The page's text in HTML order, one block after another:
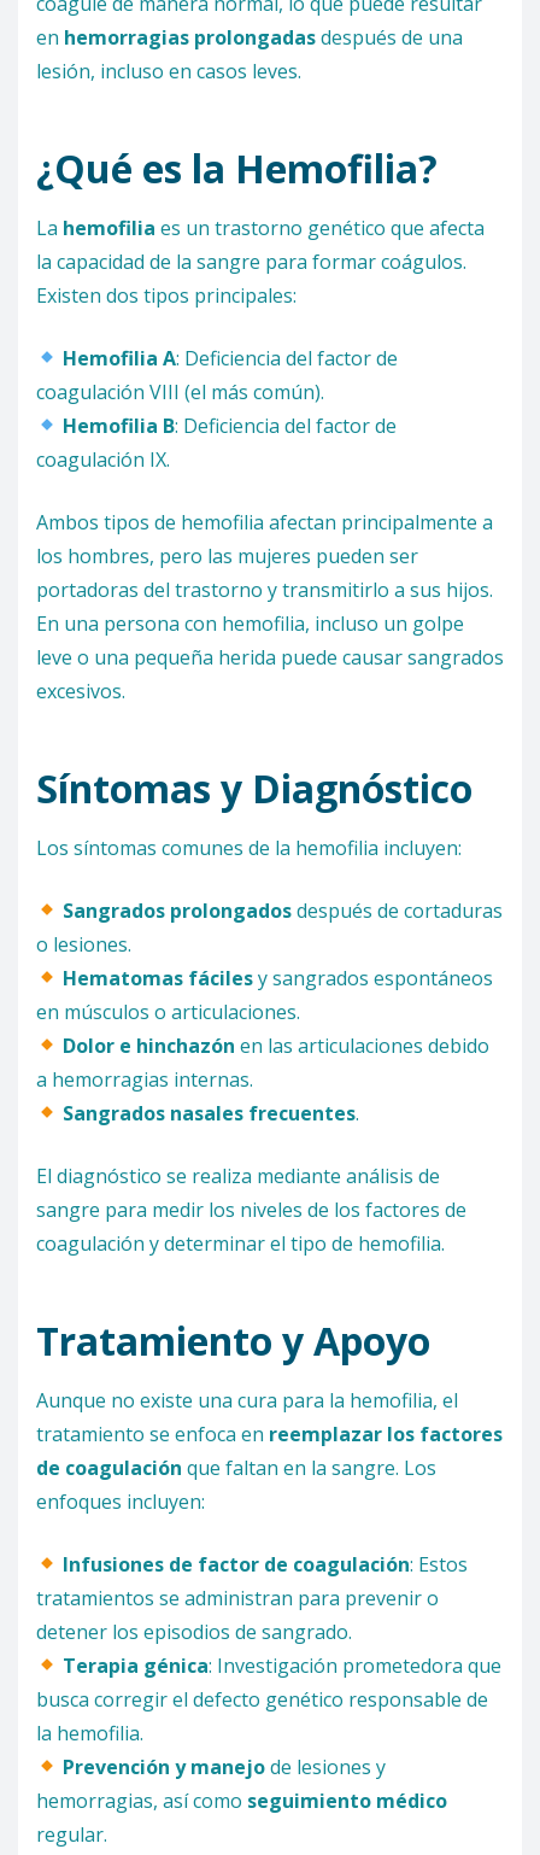
en hemorragias prolongadasdespués de una
lesión, incluso en casos leves.
¿Qué es la Hemofilia?
La hemofilia es un trastorno genético que afecta
la capacidad de la sangre para formar coágulos.
Existen dos tipos principales:
Hemofilia A: Deficiencia del factor de
coagulación VIII (el más común).
Hemofilia B: Deficiencia del factor de
coagulación IX.
Ambos tipos de hemofilia afectan principalmente a
los hombres, pero las mujeres pueden ser
portadoras del trastorno y transmitirlo a sus hijos.
En una persona con hemofilia, incluso un golpe
leve o una pequeña herida puede causar sangrados
excesivos.
Síntomas y Diagnóstico
Los síntomas comunes de la hemofilia incluyen:
Sangrados prolongadosdespués de cortaduras
o lesiones.
Hematomas fácilesy sangrados espontáneos
en músculos o articulaciones.
Dolor e hinchazón en las articulaciones debido
a hemorragias internas.
Sangrados nasales frecuentes.
El diagnóstico se realiza mediante análisis de
sangre para medir los niveles de los factores de
coagulación y determinar el tipo de hemofilia.
Tratamiento y Apoyo
Aunque no existe una cura para la hemofilia, el
tratamiento se enfoca en reemplazar los factores
de coagulación que faltan en la sangre. Los
enfoques incluyen:
Infusiones de factor de coagulación: Estos
tratamientos se administran para prevenir o
detener los episodios de sangrado.
Terapia génica: Investigación prometedora que
busca corregir el defecto genético responsable de
la hemofilia.
Prevención y manejode lesiones y
hemorragias, así como seguimiento médico
regular.